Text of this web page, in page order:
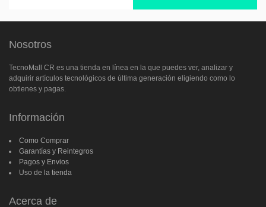
Nosotros
TecnoMall CR es una tienda en línea en la que puedes ver, analizar y
adquirir artículos tecnológicos de última generación eligiendo como lo
obtienes y pagas.
Información
Como Comprar
Garantías y Reintegros
Pagos y Envios
Uso de la tienda
Acerca de